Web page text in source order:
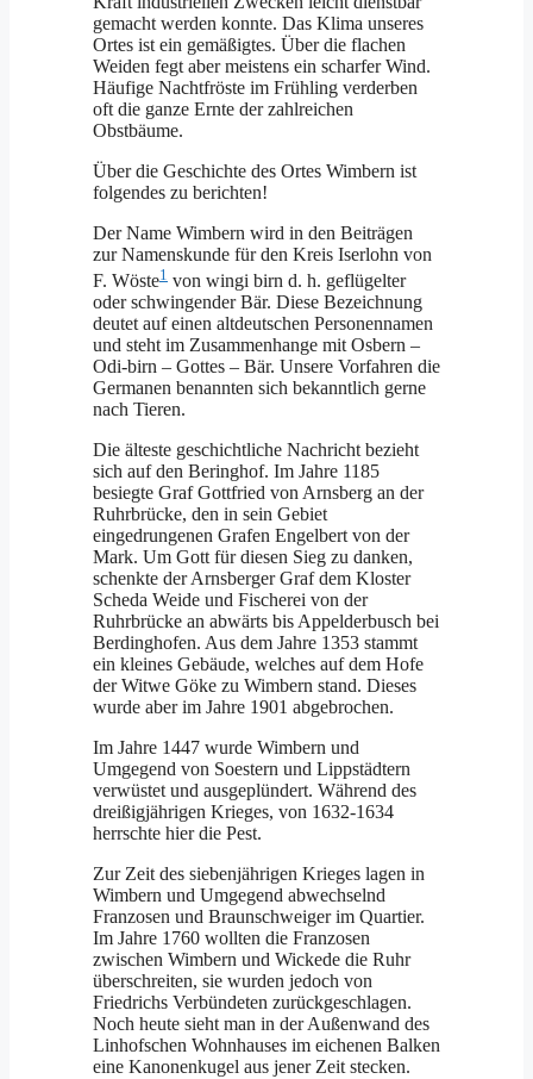
gemacht werden konnte. Das Klima unseres
Ortes ist ein gemäßigtes. Über die flachen
Weiden fegt aber meistens ein scharfer Wind.
Häufige Nachtfröste im Frühling verderben
oft die ganze Ernte der zahlreichen
Obstbäume.
Über die Geschichte des Ortes Wimbern ist
folgendes zu berichten!
Der Name Wimbern wird in den Beiträgen
zur Namenskunde für den Kreis Iserlohn von
F. Wöste1 von wingi birn d. h. geflügelter
oder schwingender Bär. Diese Bezeichnung
deutet auf einen altdeutschen Personennamen
und steht im Zusammenhange mit Osbern –
Odi-birn – Gottes – Bär. Unsere Vorfahren die
Germanen benannten sich bekanntlich gerne
nach Tieren.
Die älteste geschichtliche Nachricht bezieht
sich auf den Beringhof. Im Jahre 1185
besiegte Graf Gottfried von Arnsberg an der
Ruhrbrücke, den in sein Gebiet
eingedrungenen Grafen Engelbert von der
Mark. Um Gott für diesen Sieg zu danken,
schenkte der Arnsberger Graf dem Kloster
Scheda Weide und Fischerei von der
Ruhrbrücke an abwärts bis Appelderbusch bei
Berdinghofen. Aus dem Jahre 1353 stammt
ein kleines Gebäude, welches auf dem Hofe
der Witwe Göke zu Wimbern stand. Dieses
wurde aber im Jahre 1901 abgebrochen.
Im Jahre 1447 wurde Wimbern und
Umgegend von Soestern und Lippstädtern
verwüstet und ausgeplündert. Während des
dreißigjährigen Krieges, von 1632-1634
herrschte hier die Pest.
Zur Zeit des siebenjährigen Krieges lagen in
Wimbern und Umgegend abwechselnd
Franzosen und Braunschweiger im Quartier.
Im Jahre 1760 wollten die Franzosen
zwischen Wimbern und Wickede die Ruhr
überschreiten, sie wurden jedoch von
Friedrichs Verbündeten zurückgeschlagen.
Noch heute sieht man in der Außenwand des
Linhofschen Wohnhauses im eichenen Balken
eine Kanonenkugel aus jener Zeit stecken.